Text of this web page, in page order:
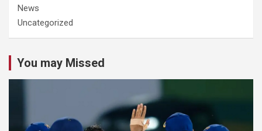
News
Uncategorized
You may Missed